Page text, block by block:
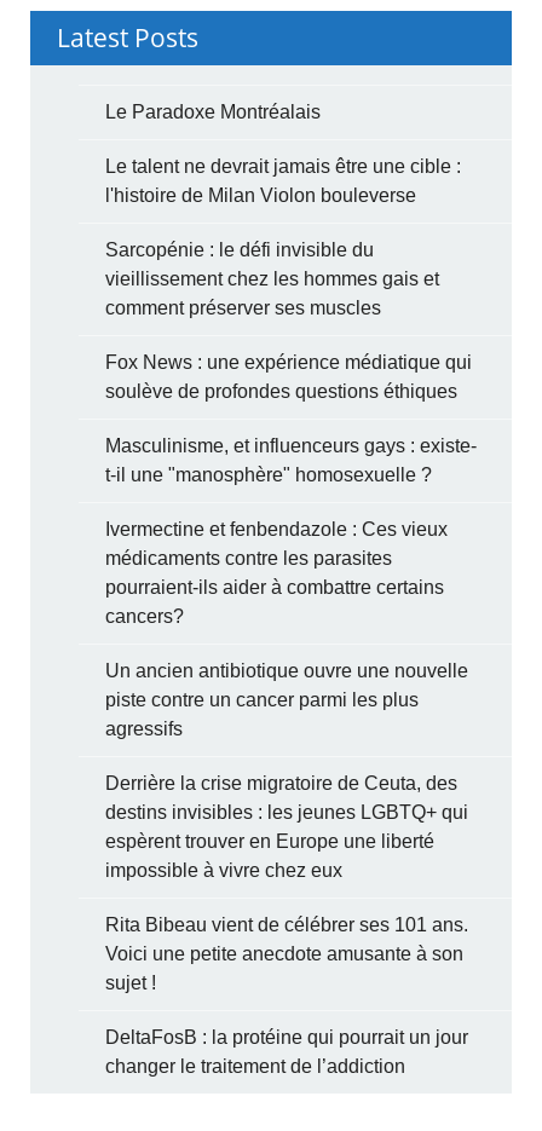
Latest Posts
Le Paradoxe Montréalais
Le talent ne devrait jamais être une cible :
l'histoire de Milan Violon bouleverse
Sarcopénie : le défi invisible du
vieillissement chez les hommes gais et
comment préserver ses muscles
Fox News : une expérience médiatique qui
soulève de profondes questions éthiques
Masculinisme, et influenceurs gays : existe-
t-il une "manosphère" homosexuelle ?
Ivermectine et fenbendazole : Ces vieux
médicaments contre les parasites
pourraient-ils aider à combattre certains
cancers?
Un ancien antibiotique ouvre une nouvelle
piste contre un cancer parmi les plus
agressifs
Derrière la crise migratoire de Ceuta, des
destins invisibles : les jeunes LGBTQ+ qui
espèrent trouver en Europe une liberté
impossible à vivre chez eux
Rita Bibeau vient de célébrer ses 101 ans.
Voici une petite anecdote amusante à son
sujet !
DeltaFosB : la protéine qui pourrait un jour
changer le traitement de l’addiction